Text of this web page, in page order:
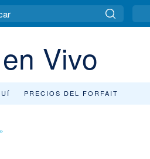
Vivo
PRECIOS DEL FORFAIT